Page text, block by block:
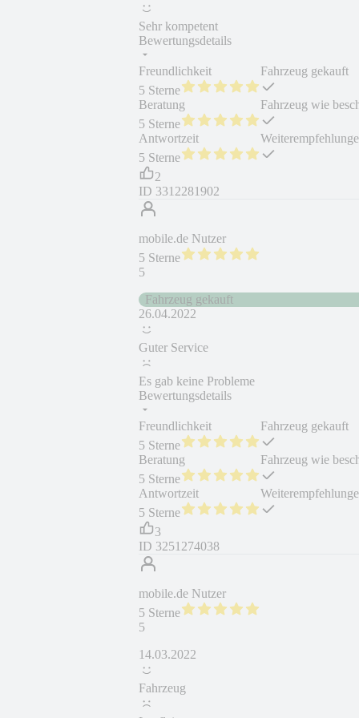
Sehr kompetent
Bewertungsdetails
Freundlichkeit
5 Sterne
Beratung
5 Sterne
Antwortzeit
5 Sterne
Fahrzeug gekauft
Fahrzeug wie
2
ID 3312281902
mobile.de Nutzer
5 Sterne
5
Fahrzeug gekauft
26.04.2022
Guter Service
Es gab keine Probleme
Bewertungsdetails
Freundlichkeit
5 Sterne
Beratung
5 Sterne
Antwortzeit
5 Sterne
Fahrzeug gekauft
Fahrzeug wie
3
ID 3251274038
mobile.de Nutzer
5 Sterne
5
14.03.2022
Fahrzeug